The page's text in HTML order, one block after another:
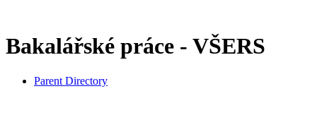
Bakalářské práce - VŠERS
Parent Directory